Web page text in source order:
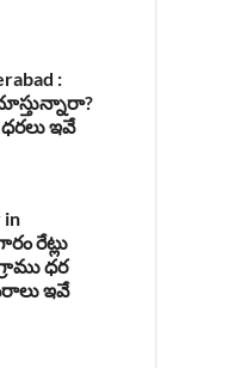
:
ఇవే
in
రేట్లు
ధర
ఇవే